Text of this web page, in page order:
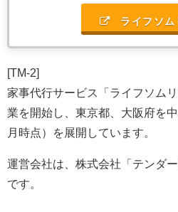
ライフソム
[TM-2]
家事代行サービス「ライフソム
業を開始し、東京都、大阪府を
月時点）を展開しています。
運営会社は、 株式会社「テンダ
です。